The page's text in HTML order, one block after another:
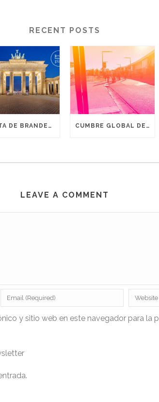
RECENT POSTS
PUERTA DE BRANDENBURGO – BERLÍN CUMBRE GLOBAL DE DISCAPACIDAD ARGENTINA 2019
LEAVE A COMMENT
y sitio web en este navegador para la